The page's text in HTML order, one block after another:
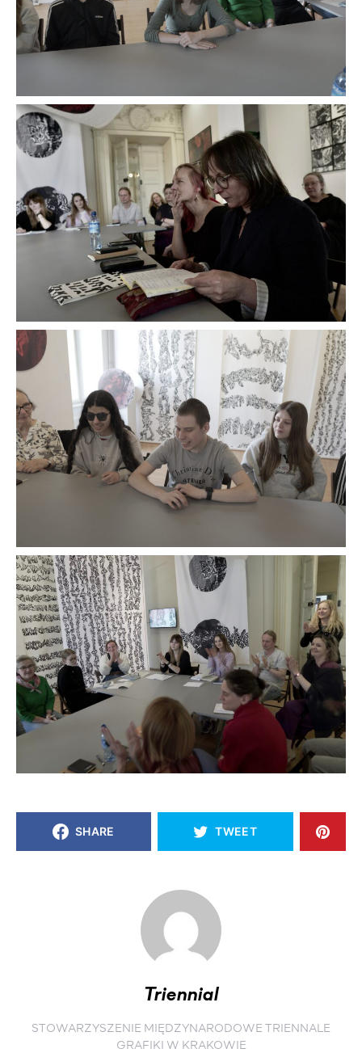
SHARE TWEET
Triennial
STOWARZYSZENIE MIĘDZYNARODOWE TRIENNALE
GRAFIKI W KRAKOWIE